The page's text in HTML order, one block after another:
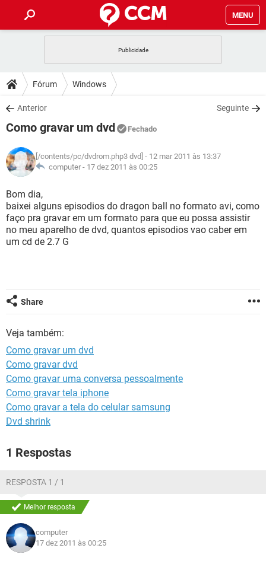
MENU
CELULAR
OUTLOOK
INSTAGRAM GMAIL
GUIA DE COMPRAS
DICAS
JOGOS
INSTAGRAM GMAIL
GUIA DE COMPRAS
DOWNLOADS
JOGOS WHATSAPP
CELULAR
OUTLOOK EXCEL
INSTAGRAM
GUIA DE COMPRAS
JOGOS WHATSAPP
CELULAR
OUTLOOK
INSTAGRAM GMAIL
GUIA DE COMPRAS
GLOSSÁRIO
JOGOS
CELULAR FACEBOOK
OUTLOOK EXCEL
Fórum Windows
Anterior Seguinte
Como gravar um dvd Fechado
[/contents/pc/dvdrom.php3 dvd] - 12 mar 2011 às 13:37
computer - 17 dez 2011 às 00:25
Bom dia,
baixei alguns episodios do dragon ball no formato avi, como
faço pra gravar em um formato para que eu possa assistir
no meu aparelho de dvd, quantos episodios vao caber em
um cd de 2.7 G
Share
Veja também:
Como gravar um dvd
Como gravar dvd
Como gravar uma conversa pessoalmente
Como gravar tela iphone
Como gravar a tela do celular samsung
Dvd shrink
1 Respostas
RESPOSTA 1 / 1
Melhor resposta
computer
17 dez 2011 às 00:25